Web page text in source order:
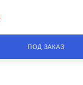
ПОД ЗАКАЗ